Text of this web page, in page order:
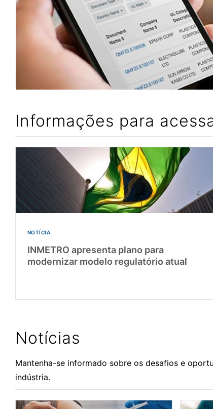
Informações para
NOTÍCIA
INMETRO apresenta plano para
modernizar modelo regulatório atual
Notícias
Mantenha-se informado sobre os desafios e
indústria.